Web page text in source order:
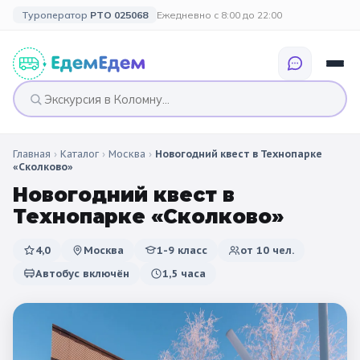
Туроператор РТО 025068 Ежедневно с 8:00 до 22:00
🎉 ПО ПРАЗДНИКАМ
Все праздники
🔔 1 сентября
🗳️ 18 сентября
🥞 Масленица
🗓️ ПО КАНИКУЛАМ
🍂 Осенние
☀️ Летние
🗓️ ПО ДЛИТЕЛЬНОСТИ
Однодневные
2 дня / 1 ночь
🎉 СОБЫТИЙНЫЕ
каникулы
🎄 Новогодние
🌷 Весенние
каникулы
🎓 Выпускные
Главная › Каталог › Москва › Новогодний квест в Технопарке
«Сколково»
Новогодний квест в
Технопарке «Сколково»
4,0 Москва 1-9 класс от 10 чел.
Автобус включён
1,5 часа